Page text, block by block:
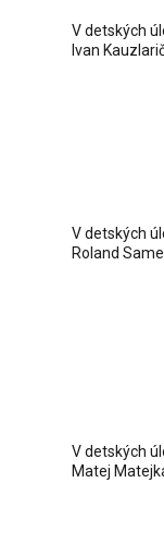
V detských
Ivan
V detských
Roland
V detských
Matej